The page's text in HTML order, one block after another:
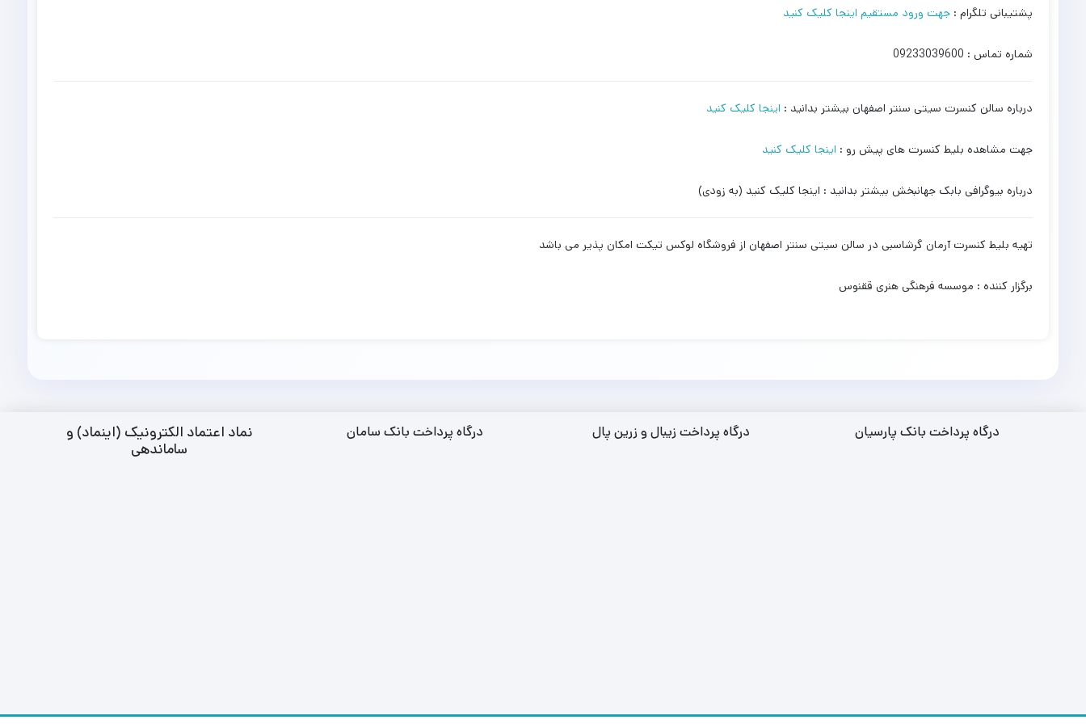
پشتیبانی تلگرام : جهت ورود مستقیم اینجا کلیک کنید
شماره تماس : 09233039600
درباره سالن کنسرت سیتی سنتر اصفهان بیشتر بدانید : اینجا کلیک کنید
جهت مشاهده بلیط کنسرت های پیش رو : اینجا کلیک کنید
درباره بیوگرافی بابک جهانبخش بیشتر بدانید : اینجا کلیک کنید (به زودی)
تهیه بلیط کنسرت آرمان گرشاسبی در سالن سیتی سنتر اصفهان از فروشگاه لوکس تیکت امکان پذیر می باشد
برگزار کننده : موسسه فرهنگی هنری ققنوس
درگاه پرداخت بانک پارسیان درگاه پرداخت زیبال و زرین پال درگاه پرداخت بانک سامان
نماد اعتماد الکترونیک (اینماد) و
ساماندهی